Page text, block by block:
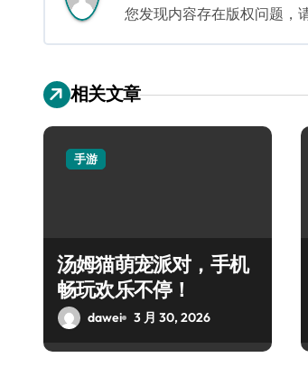
您发现内容存在版权问题，
相关文章
手游
汤姆猫萌宠派对，手机
畅玩欢乐不停！
dawei 3 月 30, 2026